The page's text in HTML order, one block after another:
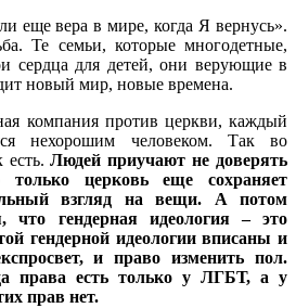
еще вера в мире, когда Я вернусь».
Те семьи, которые многодетные,
сердца для детей, они верующие в
новый мир, новые времена.
компания против церкви, каждый
нехорошим человеком. Так во
есть.Людей приучают не доверять
церковь еще сохраняет
взгляд на вещи. А потом
что гендерная идеология – это
гендерной идеологии вписаны и
и право изменить пол.
права есть только у ЛГБТ, а у
прав нет.